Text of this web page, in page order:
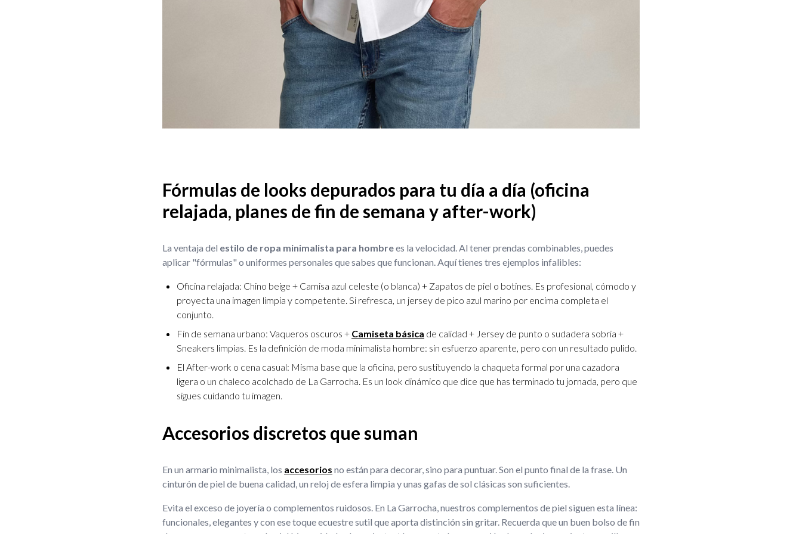
Fórmulas de looks depurados para tu día a día (oficina
relajada, planes de fin de semana y after-work)
La ventaja del estilo de ropa minimalista para hombrees la velocidad. Al tener prendas combinables, puedes
aplicar "fórmulas" o uniformes personales que sabes que funcionan. Aquí tienes tres ejemplos infalibles:
Oficina relajada: Chino beige + Camisa azul celeste (o blanca) + Zapatos de piel o botines. Es profesional, cómodo y
proyecta una imagen limpia y competente. Si refresca, un jersey de pico azul marino por encima completa el
conjunto.
Fin de semana urbano: Vaqueros oscuros + Camiseta básica de calidad + Jersey de punto o sudadera sobria +
Sneakers limpias. Es la definición de moda minimalista hombre: sin esfuerzo aparente, pero con un resultado pulido.
El After-work o cena casual: Misma base que la oficina, pero sustituyendo la chaqueta formal por una cazadora
ligera o un chaleco acolchado de La Garrocha. Es un look dinámico que dice que has terminado tu jornada, pero que
sigues cuidando tu imagen.
Accesorios discretos que suman
En un armario minimalista, los accesorios no están para decorar, sino para puntuar. Son el punto final de la frase. Un
cinturón de piel de buena calidad, un reloj de esfera limpia y unas gafas de sol clásicas son suficientes.
Evita el exceso de joyería o complementos ruidosos. En La Garrocha, nuestros complementos de piel siguen esta línea:
funcionales, elegantes y con ese toque ecuestre sutil que aporta distinción sin gritar. Recuerda que un buen bolso de fin